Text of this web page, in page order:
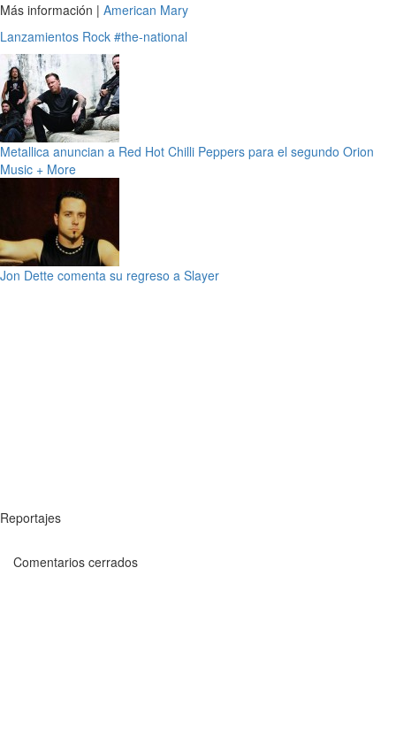
Más información | American Mary
Lanzamientos Rock #the-national
Metallica anuncian a Red Hot Chilli Peppers para el segundo Orion
Music + More
Jon Dette comenta su regreso a Slayer
Reportajes
Comentarios cerrados